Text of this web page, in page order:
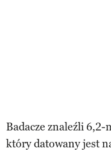
Badacze znaleźli
który datowany jest